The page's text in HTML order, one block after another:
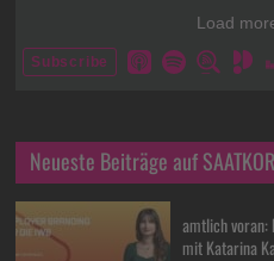
Neueste Beiträge auf
amtlich voran:
mit Katarina